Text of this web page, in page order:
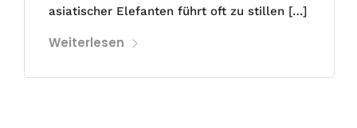
asiatischer Elefanten führt oft zu stillen […]
Weiterlesen